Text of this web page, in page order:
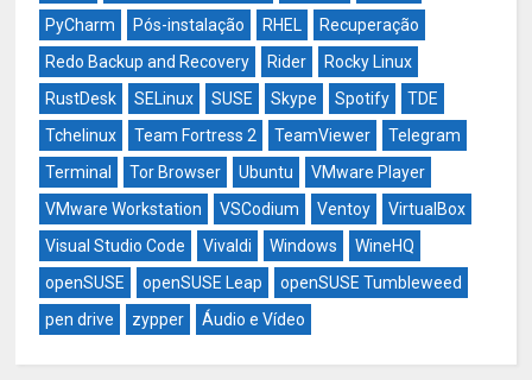
PyCharm
Pós-instalação RHEL
Recuperação
Redo Backup and Recovery
Rider
Rocky Linux
RustDesk
SELinux SUSE Skype Spotify
TDE
Tchelinux
Team Fortress 2 TeamViewer
Telegram
Terminal
Tor Browser Ubuntu
VMware Player
VMware Workstation
VSCodium Ventoy
VirtualBox
Visual Studio Code
Vivaldi Windows
WineHQ
openSUSE
openSUSE Leap
openSUSE Tumbleweed
pen drive
zypper Áudio e Vídeo